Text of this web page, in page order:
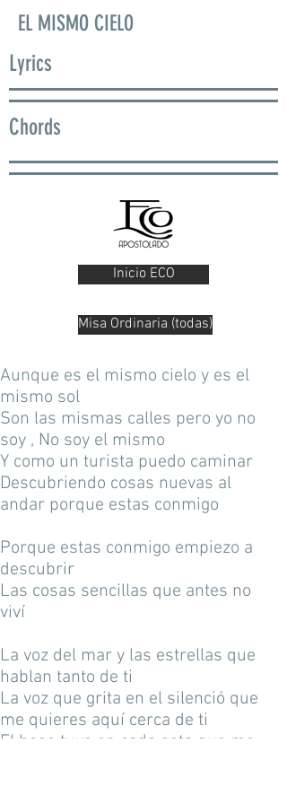
EL MISMO CIELO
Lyrics
Chords
Inicio ECO
Misa Ordinaria (todas)
Aunque es el mismo cielo y es el
mismo sol
Son las mismas calles pero yo no
soy , No soy el mismo
Y como un turista puedo caminar
Descubriendo cosas nuevas al
andar porque estas conmigo
Porque estas conmigo empiezo a
descubrir
Las cosas sencillas que antes no
viví
La voz del mar y las estrellas que
hablan tanto de ti
La voz que grita en el silenció que
me quieres aquí cerca de ti
El beso tuyo en cada gota que me